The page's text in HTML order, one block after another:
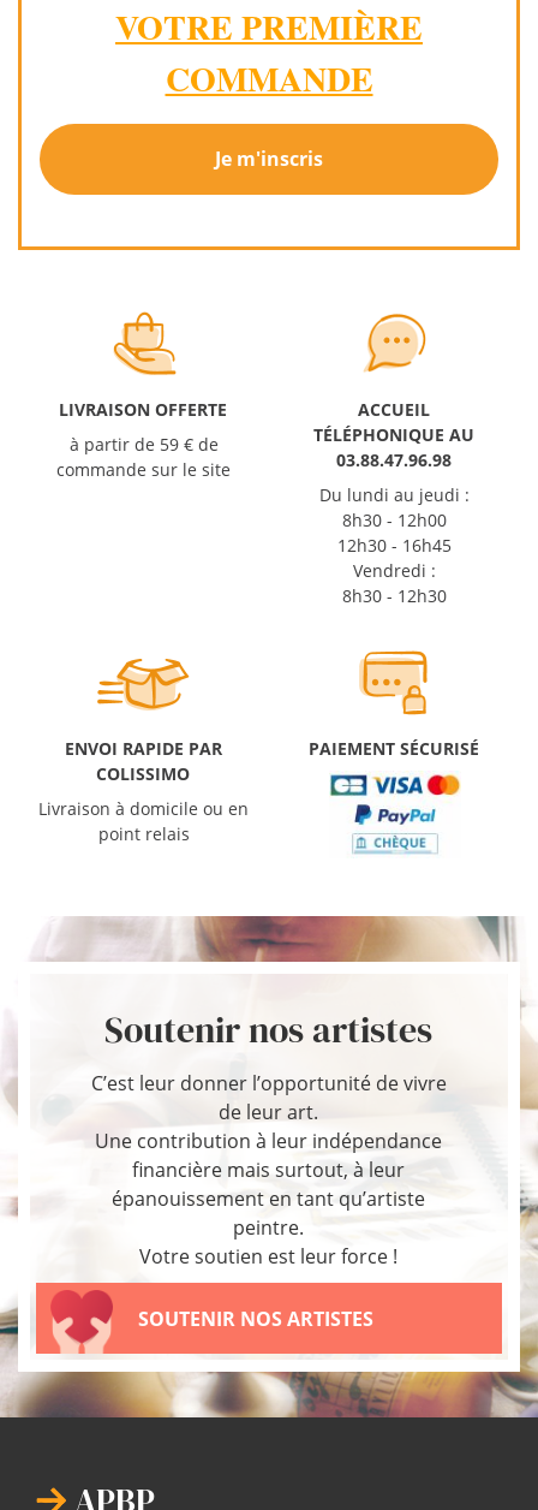
VOTRE PREMIÈRE
COMMANDE
Je m'inscris
LIVRAISON OFFERTE
à partir de 59 € de
commande sur le site
ACCUEIL
TÉLÉPHONIQUE AU
03.88.47.96.98
Du lundi au jeudi :
8h30 - 12h00
12h30 - 16h45
Vendredi :
8h30 - 12h30
ENVOI RAPIDE PAR
COLISSIMO
Livraison à domicile ou en
point relais
PAIEMENT SÉCURISÉ
Soutenir nos artistes
C’est leur donner l’opportunité de vivre
de leur art.
Une contribution à leur indépendance
financière mais surtout, à leur
épanouissement en tant qu’artiste
peintre.
Votre soutien est leur force !
SOUTENIR NOS ARTISTES
APBP